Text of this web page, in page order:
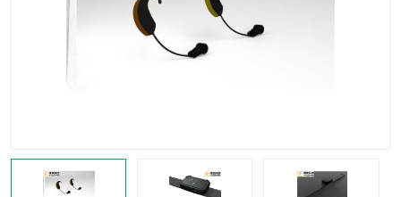
神经营销与消费行为实验 车俩与驾驶模拟
人机环境同步云平台